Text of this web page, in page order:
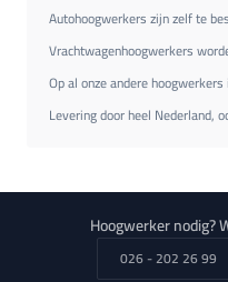
Autohoogwerkers zijn zelf te
Vrachtwagenhoogwerkers
Op al onze andere
Levering door heel Nederland,
Hoogwerker nodig?
026 - 202 26 99